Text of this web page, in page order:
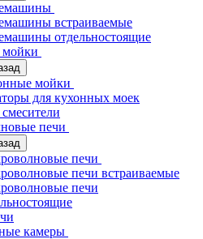
встраиваемые
отдельностоящие
мойки
для кухонных моек
печи
печи
печи встраиваемые
печи
камеры